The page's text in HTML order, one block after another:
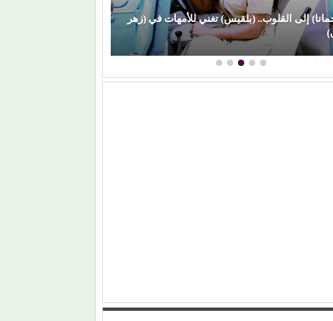
إلى القلوب.. (بلقيس) تغني للأمهات في (زهر